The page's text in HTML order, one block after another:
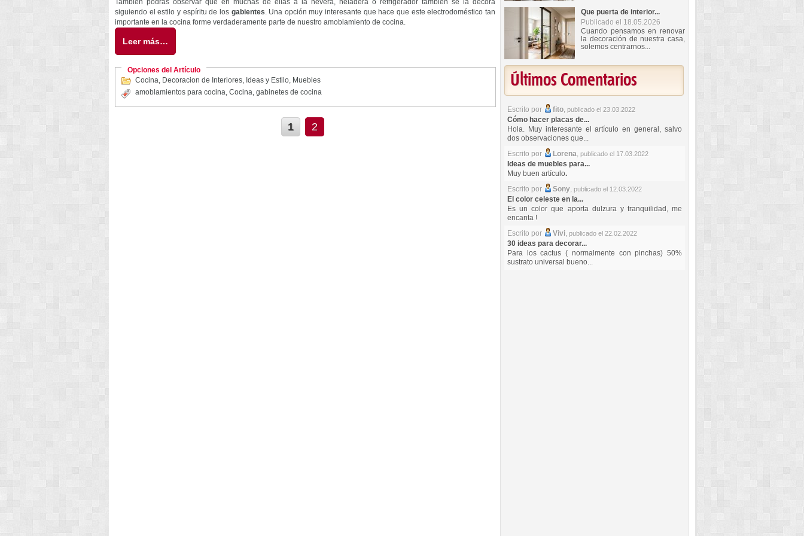
También podrás observar que en muchas de ellas a la nevera, heladera o refrigerador también se la decora
siguiendo el estilo y espíritu de los gabientes. Una opción muy interesante que hace que este electrodoméstico tan
importante en la cocina forme verdaderamente parte de nuestro amoblamiento de cocina.
Leer más…
Opciones del Artículo
Cocina, Decoracion de Interiores, Ideas y Estilo, Muebles
amoblamientos para cocina, Cocina, gabinetes de cocina
1 2
Que puerta de interior...
Publicado el 18.05.2026
Cuando pensamos en renovar
la decoración de nuestra casa,
solemos centrarnos...
Últimos Comentarios
Escrito por fito, publicado el 23.03.2022
Cómo hacer placas de...
Hola. Muy interesante el artículo en general, salvo
dos observaciones que...
Escrito por
Lorena, publicado el 17.03.2022
Ideas de muebles para...
Muy buen artículo.
Escrito por
Sony, publicado el 12.03.2022
El color celeste en la...
Es un color que aporta dulzura y tranquilidad, me
encanta !
Escrito por
Vivi, publicado el 22.02.2022
30 ideas para decorar...
Para los cactus ( normalmente con pinchas) 50%
sustrato universal bueno...